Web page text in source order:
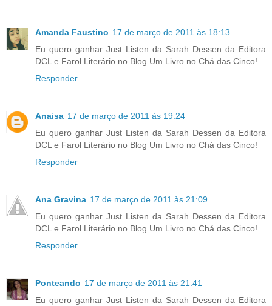
Amanda Faustino 17 de março de 2011 às 18:13
Eu quero ganhar Just Listen da Sarah Dessen da Editora
DCL e Farol Literário no Blog Um Livro no Chá das Cinco!
Responder
Anaisa 17 de março de 2011 às 19:24
Eu quero ganhar Just Listen da Sarah Dessen da Editora
DCL e Farol Literário no Blog Um Livro no Chá das Cinco!
Responder
Ana Gravina 17 de março de 2011 às 21:09
Eu quero ganhar Just Listen da Sarah Dessen da Editora
DCL e Farol Literário no Blog Um Livro no Chá das Cinco!
Responder
Ponteando 17 de março de 2011 às 21:41
Eu quero ganhar Just Listen da Sarah Dessen da Editora